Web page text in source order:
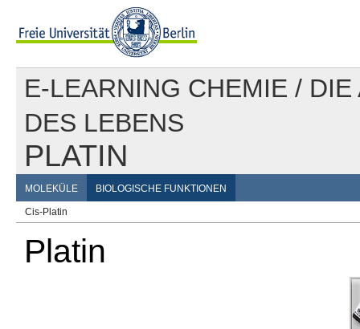
E-LEARNING CHEMIE / DIE
DES LEBENS
PLATIN
MOLEKÜLE BIOLOGISCHE FUNKTIONEN
Cis-Platin
Platin